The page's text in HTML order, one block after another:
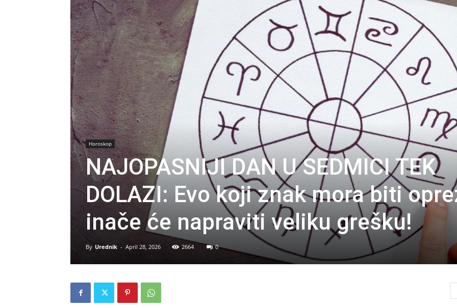
Horoskop
NAJOPASNIJI DAN U SEDMICI TEK
DOLAZI: Evo koji znak mora biti
inače će napraviti veliku grešku!
By Urednik - April 28, 2026 2664 0